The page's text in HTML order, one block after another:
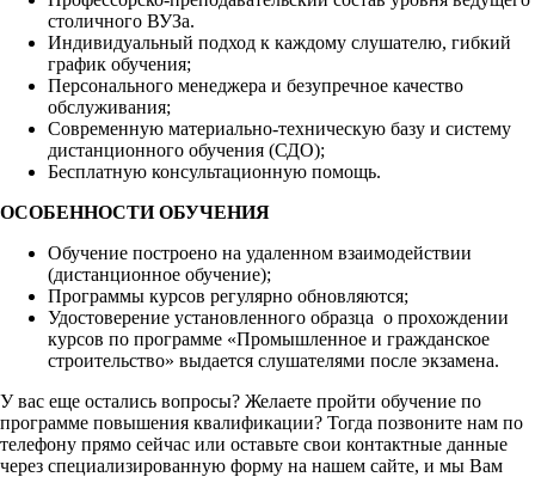
столичного ВУЗа.
Индивидуальный подход к каждому слушателю, гибкий
график обучения;
Персонального менеджера и безупречное качество
обслуживания;
Современную материально-техническую базу и систему
дистанционного обучения (СДО);
Бесплатную консультационную помощь.
ОСОБЕННОСТИ ОБУЧЕНИЯ
Обучение построено на удаленном взаимодействии
(дистанционное обучение);
Программы курсов регулярно обновляются;
Удостоверение установленного образца о прохождении
курсов по программе «Промышленное и гражданское
строительство» выдается слушателями после экзамена.
У вас еще остались вопросы? Желаете пройти обучение по
программе повышения квалификации? Тогда позвоните нам по
телефону прямо сейчас или оставьте свои контактные данные
через специализированную форму на нашем сайте, и мы Вам